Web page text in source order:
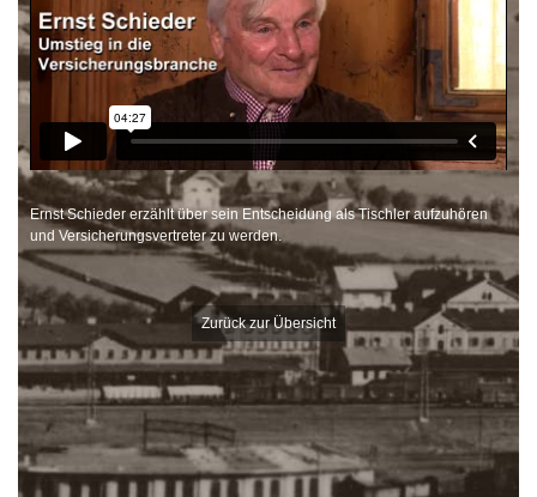
Ernst Schieder erzählt über sein Entscheidung als Tischler aufzuhören
und Versicherungsvertreter zu werden.
Zurück zur Übersicht